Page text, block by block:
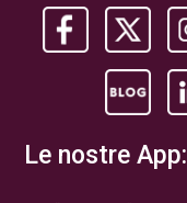
Le nostre App: